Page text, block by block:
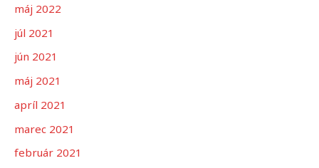
máj 2022
júl 2021
jún 2021
máj 2021
apríl 2021
marec 2021
február 2021